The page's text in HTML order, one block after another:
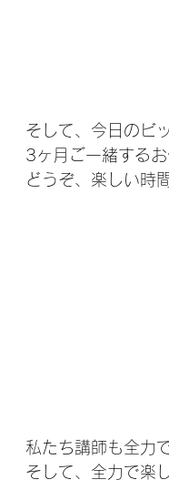
そして、今日のビ
3ヶ月ご一緒するお
どうぞ、楽しい時
私たち講師も全力
そして、全力で楽